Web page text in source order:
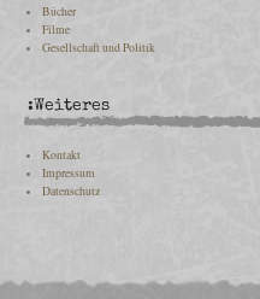
Bücher
Filme
Gesellschaft und Politik
:Weiteres
Kontakt
Impressum
Datenschutz